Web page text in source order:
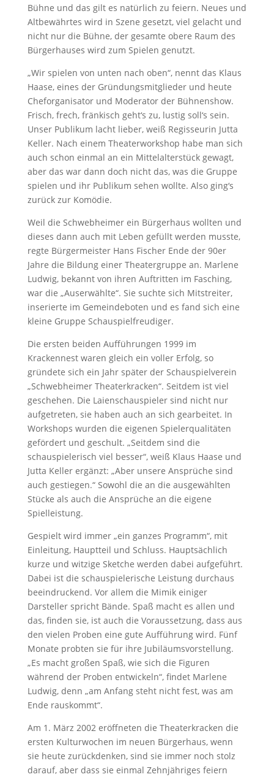
Bühne und das gilt es natürlich zu feiern. Neues und
Altbewährtes wird in Szene gesetzt, viel gelacht und
nicht nur die Bühne, der gesamte obere Raum des
Bürgerhauses wird zum Spielen genutzt.
„Wir spielen von unten nach oben“, nennt das Klaus
Haase, eines der Gründungsmitglieder und heute
Cheforganisator und Moderator der Bühnenshow.
Frisch, frech, fränkisch geht‘s zu, lustig soll‘s sein.
Unser Publikum lacht lieber, weiß Regisseurin Jutta
Keller. Nach einem Theaterworkshop habe man sich
auch schon einmal an ein Mittelalterstück gewagt,
aber das war dann doch nicht das, was die Gruppe
spielen und ihr Publikum sehen wollte. Also ging‘s
zurück zur Komödie.
Weil die Schwebheimer ein Bürgerhaus wollten und
dieses dann auch mit Leben gefüllt werden musste,
regte Bürgermeister Hans Fischer Ende der 90er
Jahre die Bildung einer Theatergruppe an. Marlene
Ludwig, bekannt von ihren Auftritten im Fasching,
war die „Auserwählte“. Sie suchte sich Mitstreiter,
inserierte im Gemeindeboten und es fand sich eine
kleine Gruppe Schauspielfreudiger.
Die ersten beiden Aufführungen 1999 im
Krackennest waren gleich ein voller Erfolg, so
gründete sich ein Jahr später der Schauspielverein
„Schwebheimer Theaterkracken“. Seitdem ist viel
geschehen. Die Laienschauspieler sind nicht nur
aufgetreten, sie haben auch an sich gearbeitet. In
Workshops wurden die eigenen Spielerqualitäten
gefördert und geschult. „Seitdem sind die
schauspielerisch viel besser“, weiß Klaus Haase und
Jutta Keller ergänzt: „Aber unsere Ansprüche sind
auch gestiegen.“ Sowohl die an die ausgewählten
Stücke als auch die Ansprüche an die eigene
Spielleistung.
Gespielt wird immer „ein ganzes Programm“, mit
Einleitung, Hauptteil und Schluss. Hauptsächlich
kurze und witzige Sketche werden dabei aufgeführt.
Dabei ist die schauspielerische Leistung durchaus
beeindruckend. Vor allem die Mimik einiger
Darsteller spricht Bände. Spaß macht es allen und
das, finden sie, ist auch die Voraussetzung, dass aus
den vielen Proben eine gute Aufführung wird. Fünf
Monate probten sie für ihre Jubiläumsvorstellung.
„Es macht großen Spaß, wie sich die Figuren
während der Proben entwickeln“, findet Marlene
Ludwig, denn „am Anfang steht nicht fest, was am
Ende rauskommt“.
Am 1. März 2002 eröffneten die Theaterkracken die
ersten Kulturwochen im neuen Bürgerhaus, wenn
sie heute zurückdenken, sind sie immer noch stolz
darauf, aber dass sie einmal Zehnjähriges feiern